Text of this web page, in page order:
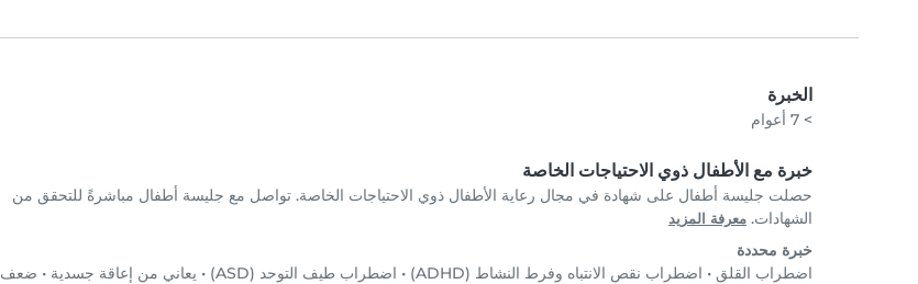
الخبرة
> 7 أعوام
خبرة مع الأطفال ذوي الاحتياجات الخاصة
حصلت جليسة أطفال على شهادة في مجال رعاية الأطفال ذوي الاحتياجات الخاصة. تواصل مع جليسة أطفال مباشرةً للتحقق من
الشهادات. معرفة المزيد
خبرة محددة
اضطراب القلق • اضطراب نقص الانتباه وفرط النشاط (ADHD) • اضطراب طيف التوحد (ASD) • يعاني من إعاقة جسدية • ضعف